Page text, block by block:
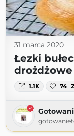
31 marca 2020
Łezki
drożdżowe
1.1K 74